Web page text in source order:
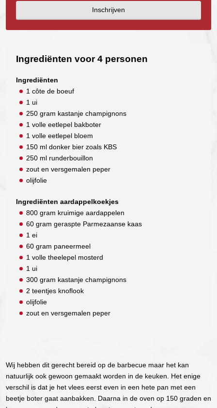
Inschrijven
Ingrediënten voor 4 personen
Ingrediënten
1 côte de boeuf
1 ui
250 gram kastanje champignons
1 volle eetlepel bakboter
1 volle eetlepel bloem
150 ml donker bier zoals KBS
250 ml runderbouillon
zout en versgemalen peper
olijfolie
Ingrediënten aardappelkoekjes
800 gram kruimige aardappelen
60 gram geraspte Parmezaanse kaas
1 ei
60 gram paneermeel
1 volle theelepel mosterd
1 ui
300 gram kastanje champignons
2 teentjes knoflook
olijfolie
zout en versgemalen peper
Wij hebben dit gerecht bereid op de barbecue maar het kan
natuurlijk ook gewoon gemaakt worden in de keuken. Het enige
verschil is dat je het vlees eerst even in een hete pan met een
beetje boter gaat aanbakken. Daarna in de oven op 150 graden en